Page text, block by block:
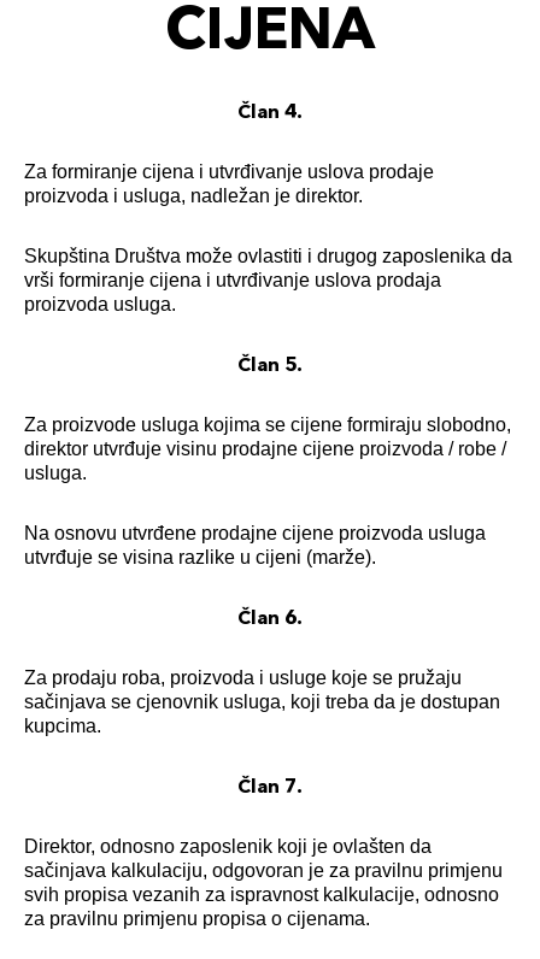
CIJENA
Član 4.
Za formiranje cijena i utvrđivanje uslova prodaje
proizvoda i usluga, nadležan je direktor.
Skupština Društva može ovlastiti i drugog zaposlenika da
vrši formiranje cijena i utvrđivanje uslova prodaja
proizvoda usluga.
Član 5.
Za proizvode usluga kojima se cijene formiraju slobodno,
direktor utvrđuje visinu prodajne cijene proizvoda / robe /
usluga.
Na osnovu utvrđene prodajne cijene proizvoda usluga
utvrđuje se visina razlike u cijeni (marže).
Član 6.
Za prodaju roba, proizvoda i usluge koje se pružaju
sačinjava se cjenovnik usluga, koji treba da je dostupan
kupcima.
Član 7.
Direktor, odnosno zaposlenik koji je ovlašten da
sačinjava kalkulaciju, odgovoran je za pravilnu primjenu
svih propisa vezanih za ispravnost kalkulacije, odnosno
za pravilnu primjenu propisa o cijenama.